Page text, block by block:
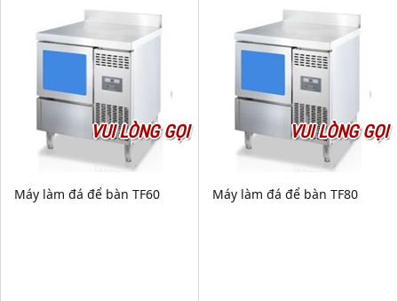
VUI LÒNG GỌI
Máy làm đá để bàn TF60
VUI LÒNG GỌI
Máy làm đá để bàn TF80